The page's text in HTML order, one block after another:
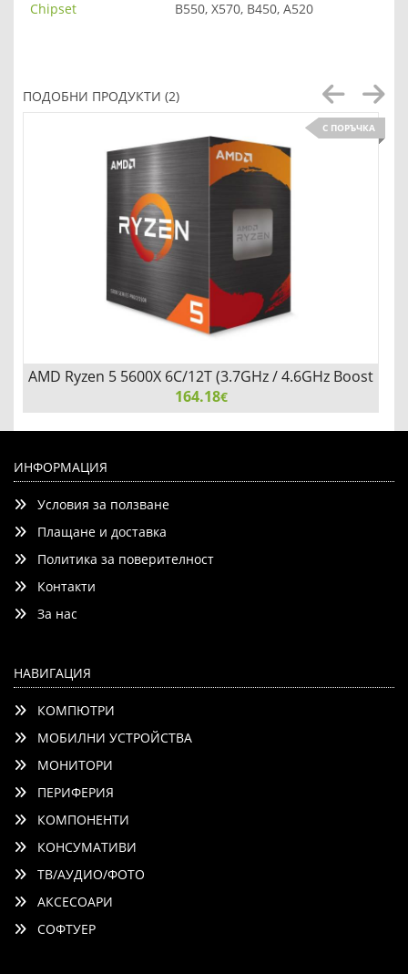
Chipset
B550, X570, B450, A520
ПОДОБНИ ПРОДУКТИ (2)
С ПОРЪЧКА
35MB, 65W, AM4)
AMD Ryzen 5 5600X 6C/12T (3.7GHz / 4.6GHz Boost
164.18€
ИНФОРМАЦИЯ
Условия за ползване
Плащане и доставка
Политика за поверителност
Контакти
За нас
НАВИГАЦИЯ
КОМПЮТРИ
МОБИЛНИ УСТРОЙСТВА
МОНИТОРИ
ПЕРИФЕРИЯ
КОМПОНЕНТИ
КОНСУМАТИВИ
ТВ/АУДИО/ФОТО
АКСЕСОАРИ
СОФТУЕР